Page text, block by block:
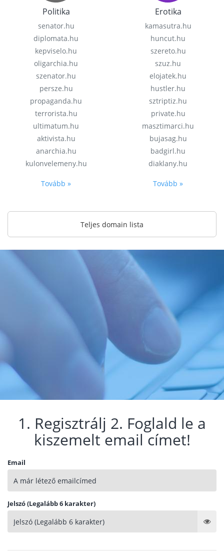
Politika
senator.hu
diplomata.hu
kepviselo.hu
oligarchia.hu
szenator.hu
persze.hu
propaganda.hu
terrorista.hu
ultimatum.hu
aktivista.hu
anarchia.hu
kulonvelemeny.hu
Tovább »
Erotika
kamasutra.hu
huncut.hu
szereto.hu
szuz.hu
elojatek.hu
hustler.hu
sztriptiz.hu
private.hu
masztimarci.hu
bujasag.hu
badgirl.hu
diaklany.hu
Tovább »
Teljes domain lista
1. Regisztrálj 2. Foglald le a
kiszemelt email címet!
Email
Jelszó (Legalább 6 karakter)